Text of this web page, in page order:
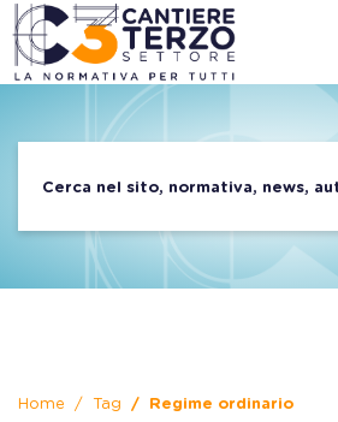
Home Tag Regime ordinario